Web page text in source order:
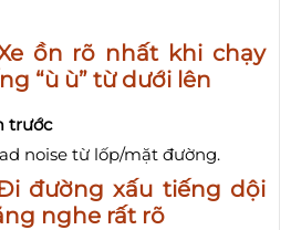
ồn rõ nhất khi chạy
“ù ù” từ dưới lên
trước
noise từ lốp/mặt đường.
đường xấu tiếng dội
nghe rất rõ